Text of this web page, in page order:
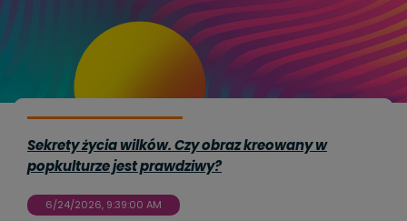
Sekrety życia wilków. Czy obraz kreowany w
popkulturze jest prawdziwy?
6/24/2026, 9:39:00 AM